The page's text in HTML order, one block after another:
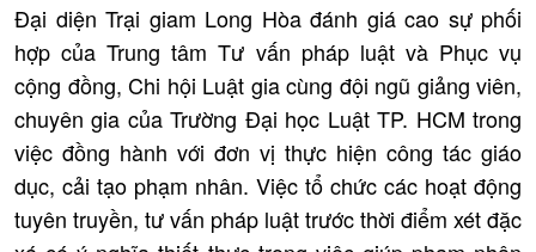
Đại diện Trại giam Long Hòa đánh giá cao sự phối
hợp của Trung tâm Tư vấn pháp luật và Phục vụ
cộng đồng, Chi hội Luật gia cùng đội ngũ giảng viên,
chuyên gia của Trường Đại học Luật TP. HCM trong
việc đồng hành với đơn vị thực hiện công tác giáo
dục, cải tạo phạm nhân. Việc tổ chức các hoạt động
tuyên truyền, tư vấn pháp luật trước thời điểm xét đặc